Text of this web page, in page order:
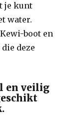
je kunt
water.
boot en
deze
en veilig